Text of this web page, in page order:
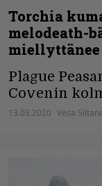
Torchia
melodeath-
Plague
Covenin
13.03.2020 Vesa